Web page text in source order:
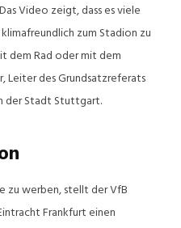
Video zeigt, dass es viele
zum Stadion zu
dem Rad oder mit dem
des Grundsatzreferats
der Stadt Stuttgart.
zu werben, stellt der VfB
Frankfurt einen